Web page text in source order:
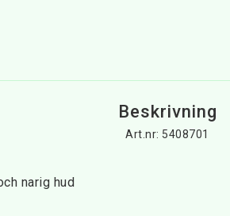
Beskrivning
Art.nr: 5408701
narig hud